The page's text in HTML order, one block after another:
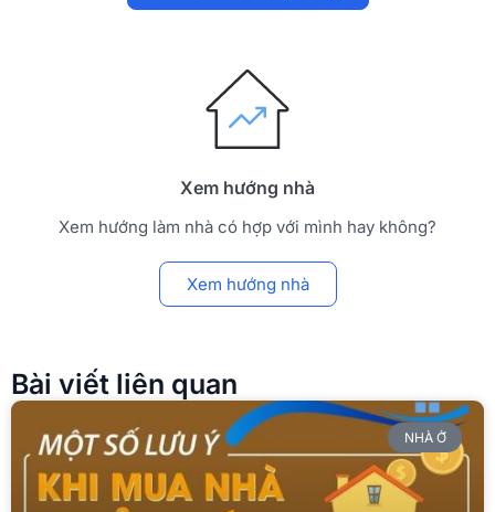
Xem hướng nhà
Xem hướng làm nhà có hợp với mình hay không?
Xem hướng nhà
Bài viết liên quan
NHÀ Ở